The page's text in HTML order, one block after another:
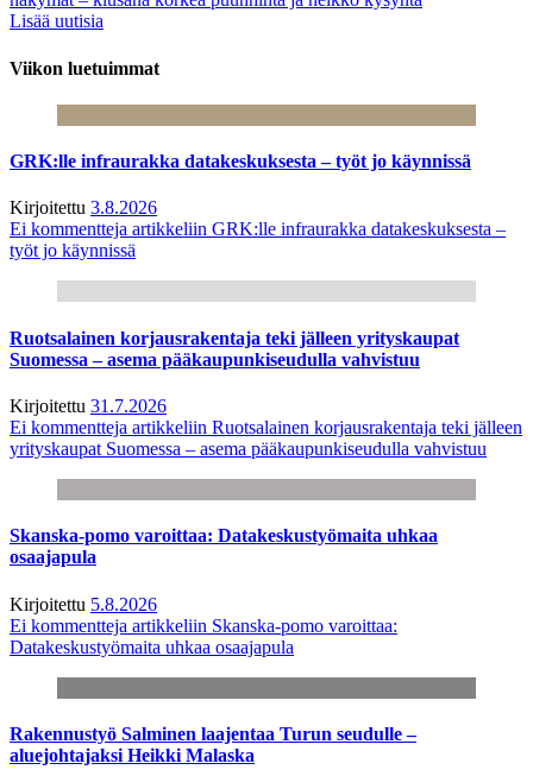
Lisää uutisia
Viikon luetuimmat
GRK:lle infraurakka datakeskuksesta – työt jo käynnissä
Kirjoitettu 3.8.2026
Ei kommentteja artikkeliin GRK:lle infraurakka datakeskuksesta –
työt jo käynnissä
Ruotsalainen korjausrakentaja teki jälleen yrityskaupat
Suomessa – asema pääkaupunkiseudulla vahvistuu
Kirjoitettu 31.7.2026
Ei kommentteja artikkeliin Ruotsalainen korjausrakentaja teki jälleen
yrityskaupat Suomessa – asema pääkaupunkiseudulla vahvistuu
Skanska-pomo varoittaa: Datakeskustyömaita uhkaa
osaajapula
Kirjoitettu 5.8.2026
Ei kommentteja artikkeliin Skanska-pomo varoittaa:
Datakeskustyömaita uhkaa osaajapula
Rakennustyö Salminen laajentaa Turun seudulle –
aluejohtajaksi Heikki Malaska